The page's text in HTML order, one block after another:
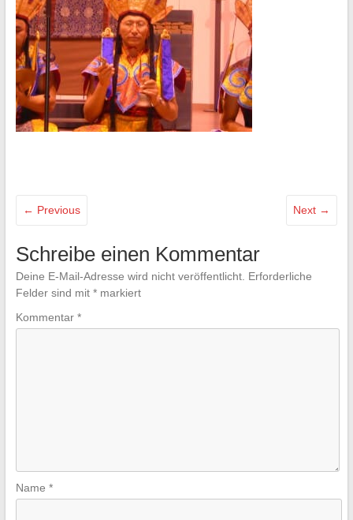
← Previous Next →
Schreibe einen Kommentar
Deine E-Mail-Adresse wird nicht veröffentlicht. Erforderliche
Felder sind mit *markiert
Kommentar *
Name *